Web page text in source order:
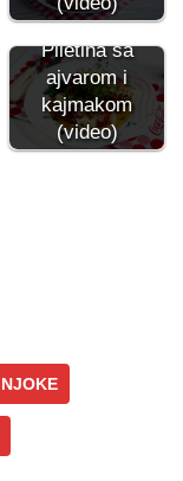
Piletina sa
ajvarom i
kajmakom
(video)
NJOKE